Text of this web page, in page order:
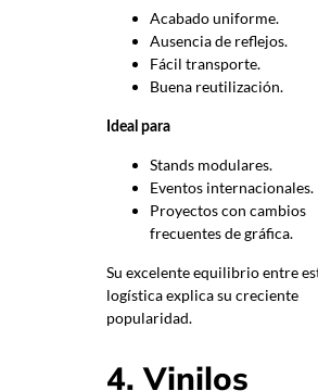
Acabado uniforme.
Ausencia de reflejos.
Fácil transporte.
Buena reutilización.
Ideal para
Stands modulares.
Eventos internacionales.
Proyectos con cambios
frecuentes de gráfica.
Su excelente equilibrio entre
logística explica su creciente
popularidad.
4. Vinilos